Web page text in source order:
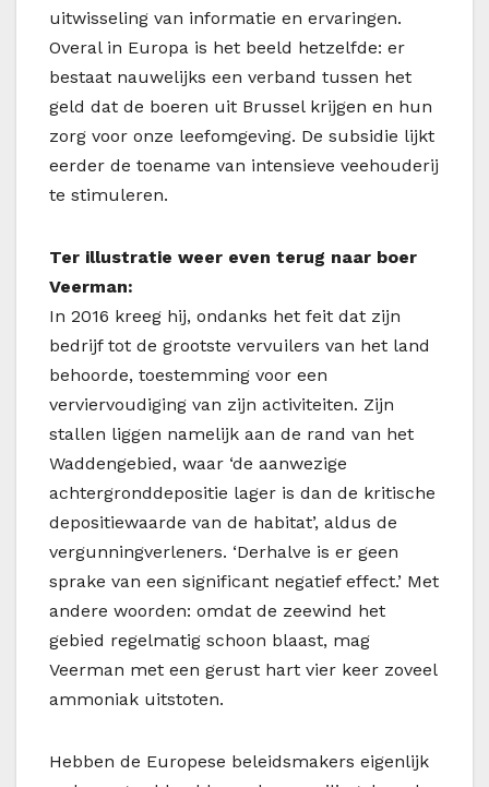
uitwisseling van informatie en ervaringen.
Overal in Europa is het beeld hetzelfde: er
bestaat nauwelijks een verband tussen het
geld dat de boeren uit Brussel krijgen en hun
zorg voor onze leefomgeving. De subsidie lijkt
eerder de toename van intensieve veehouderij
te stimuleren.
Ter illustratie weer even terug naar boer
Veerman:
In 2016 kreeg hij, ondanks het feit dat zijn
bedrijf tot de grootste vervuilers van het land
behoorde, toestemming voor een
verviervoudiging van zijn activiteiten. Zijn
stallen liggen namelijk aan de rand van het
Waddengebied, waar ‘de aanwezige
achtergronddepositie lager is dan de kritische
depositiewaarde van de habitat’, aldus de
vergunningverleners. ‘Derhalve is er geen
sprake van een significant negatief effect.’ Met
andere woorden: omdat de zeewind het
gebied regelmatig schoon blaast, mag
Veerman met een gerust hart vier keer zoveel
ammoniak uitstoten.
Hebben de Europese beleidsmakers eigenlijk